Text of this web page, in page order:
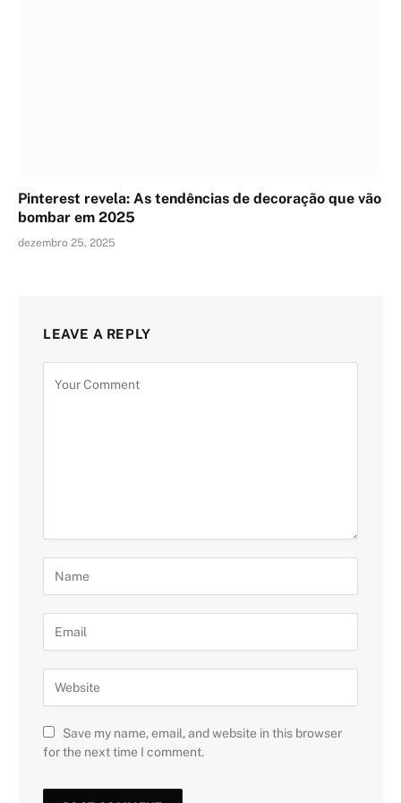
Pinterest revela: As tendências de decoração que vão
bombar em 2025
dezembro 25, 2025
LEAVE A REPLY
Save my name, email, and website in this browser
for the next time I comment.